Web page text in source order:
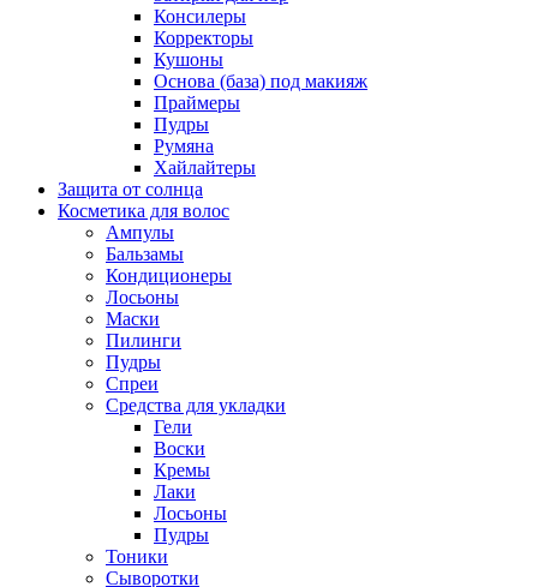
Консилеры
Корректоры
Кушоны
Основа (база) под макияж
Праймеры
Пудры
Румяна
Хайлайтеры
Защита от солнца
Косметика для волос
Ампулы
Бальзамы
Кондиционеры
Лосьоны
Маски
Пилинги
Пудры
Спреи
Средства для укладки
Гели
Воски
Кремы
Лаки
Лосьоны
Пудры
Тоники
Сыворотки